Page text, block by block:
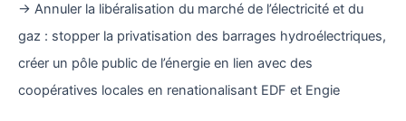
→ Annuler la libéralisation du marché de l’électricité et du
gaz : stopper la privatisation des barrages hydroélectriques,
créer un pôle public de l’énergie en lien avec des
coopératives locales en renationalisant EDF et Engie